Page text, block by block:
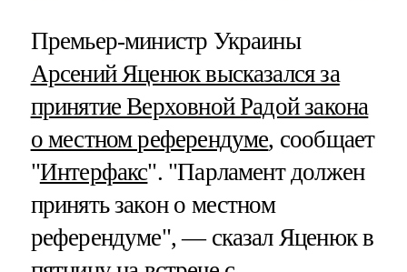
Премьер-министр Украины
Арсений Яценюк высказался за
принятие Верховной Радой закона
о местном референдуме, сообщает
"Интерфакс". "Парламент должен
принять закон о местном
референдуме", — сказал Яценюк в